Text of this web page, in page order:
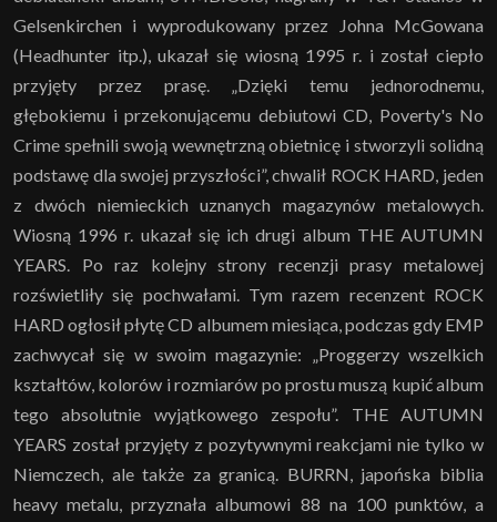
Gelsenkirchen i wyprodukowany przez Johna McGowana
(Headhunter itp.), ukazał się wiosną 1995 r. i został ciepło
przyjęty przez prasę. „Dzięki temu jednorodnemu,
głębokiemu i przekonującemu debiutowi CD, Poverty's No
Crime spełnili swoją wewnętrzną obietnicę i stworzyli solidną
podstawę dla swojej przyszłości”, chwalił ROCK HARD, jeden
z dwóch niemieckich uznanych magazynów metalowych.
Wiosną 1996 r. ukazał się ich drugi album THE AUTUMN
YEARS. Po raz kolejny strony recenzji prasy metalowej
rozświetliły się pochwałami. Tym razem recenzent ROCK
HARD ogłosił płytę CD albumem miesiąca, podczas gdy EMP
zachwycał się w swoim magazynie: „Proggerzy wszelkich
kształtów, kolorów i rozmiarów po prostu muszą kupić album
tego absolutnie wyjątkowego zespołu”. THE AUTUMN
YEARS został przyjęty z pozytywnymi reakcjami nie tylko w
Niemczech, ale także za granicą. BURRN, japońska biblia
heavy metalu, przyznała albumowi 88 na 100 punktów, a